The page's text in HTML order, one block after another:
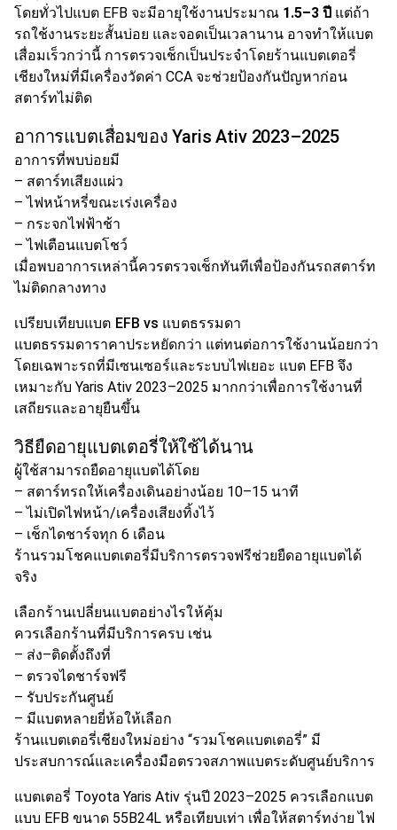
โดยทั่วไปแบต EFB จะมีอายุใช้งานประมาณ 1.5–3 ปี แต่ถ้า
รถใช้งานระยะสั้นบ่อย และจอดเป็นเวลานาน อาจทำให้แบต
เสื่อมเร็วกว่านี้ การตรวจเช็กเป็นประจำโดยร้านแบตเตอรี่
เชียงใหม่ที่มีเครื่องวัดค่า CCA จะช่วยป้องกันปัญหาก่อน
สตาร์ทไม่ติด
อาการแบตเสื่อมของ Yaris Ativ 2023–2025
อาการที่พบบ่อยมี
– สตาร์ทเสียงแผ่ว
– ไฟหน้าหรี่ขณะเร่งเครื่อง
– กระจกไฟฟ้าช้า
– ไฟเตือนแบตโชว์
เมื่อพบอาการเหล่านี้ควรตรวจเช็กทันทีเพื่อป้องกันรถสตาร์ท
ไม่ติดกลางทาง
เปรียบเทียบแบต EFB vs แบตธรรมดา
แบตธรรมดาราคาประหยัดกว่า แต่ทนต่อการใช้งานน้อยกว่า
โดยเฉพาะรถที่มีเซนเซอร์และระบบไฟเยอะ แบต EFB จึง
เหมาะกับ Yaris Ativ 2023–2025 มากกว่าเพื่อการใช้งานที่
เสถียรและอายุยืนขึ้น
วิธียืดอายุแบตเตอรี่ให้ใช้ได้นาน
ผู้ใช้สามารถยืดอายุแบตได้โดย
– สตาร์ทรถให้เครื่องเดินอย่างน้อย 10–15 นาที
– ไม่เปิดไฟหน้า/เครื่องเสียงทิ้งไว้
– เช็กไดชาร์จทุก 6 เดือน
ร้านรวมโชคแบตเตอรี่มีบริการตรวจฟรีช่วยยืดอายุแบตได้
จริง
เลือกร้านเปลี่ยนแบตอย่างไรให้คุ้ม
ควรเลือกร้านที่มีบริการครบ เช่น
– ส่ง–ติดตั้งถึงที่
– ตรวจไดชาร์จฟรี
– รับประกันศูนย์
– มีแบตหลายยี่ห้อให้เลือก
ร้านแบตเตอรี่เชียงใหม่อย่าง “รวมโชคแบตเตอรี่” มี
ประสบการณ์และเครื่องมือตรวจสภาพแบตระดับศูนย์บริการ
แบตเตอรี่ Toyota Yaris Ativ รุ่นปี 2023–2025 ควรเลือกแบต
แบบ EFB ขนาด 55B24L หรือเทียบเท่า เพื่อให้สตาร์ทง่าย ไฟ